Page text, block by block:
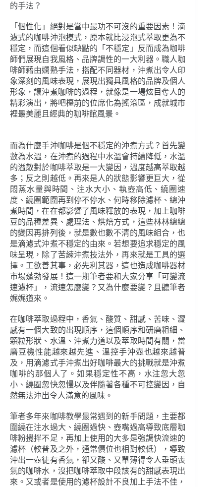
的手法？
「個性化」絕對是當中最功不可沒的重要因素！滴
濾式的咖啡沖泡模式，原本就比浸泡式萃取更為不
穩定，而這個看似缺點的「不穩定」反而成為咖啡
師們展現自我風格、品牌調性的一大利器。職人咖
啡師藉由嫻熟手法，搭配不同器材，沖煮出令人印
象深刻的風味表現，展現出獨具風格的品牌及個人
形象，讓沖煮咖啡的過程，就像是一場炫目奪人的
精彩演出，將吧檯前的位席化為搖滾區，成就城市
裡最美麗且經典的咖啡館風景。
而為什麼手沖咖啡是個不穩定的沖煮方式？首先變
數為水溫，在沖煮的過程中水溫會持續降低，水溫
的溢散對於咖啡萃取是一大變因，溫度越高萃取越
多；反之則越低。再來是人的狀態影響更巨大，從
悶蒸水量與時間、注水大小、執壺高低、繞圈速
度、繞圈範圍再到停不停水、何時移除濾杯、總沖
煮時間，在在都影響了風味釋放的表現，加上咖啡
豆的品種差異、處理法、烘焙方式，這些林林總總
的變因再排列後，就是數也數不清的風味組合，也
是滴濾式沖煮不穩定的由來。若想要追求穩定的風
味呈現，除了苦練沖煮技法外，再來就是工具的選
擇。工欲善其事，必先利其器，這也造成咖啡器材
市場蓬勃發展！這一期筆者要和大家分享「可變流
速濾杯」，流速怎麼變？又為什麼要變？且聽筆者
娓娓道來。
在咖啡萃取過程中，香氣、酸質、甜感、苦味、澀
感有一個大致的出現順序，這個順序和研磨粗細、
顆粒形狀、水溫、沖煮力道以及萃取時間有關，當
磨豆機性能越來越先進、溫控手沖壺也越來越普
及，用滴濾式手沖煮出好咖啡最大的挑戰就是沖煮
咖啡的那個人了。如果穩定性不高，水注忽大忽
小、繞圈忽快忽慢以及伴隨著各種不可控變因，自
然無法沖出令人滿意的風味。
筆者多年來咖啡教學最常遇到的新手問題，主要都
圍繞在注水過大、繞圈過快、壺嘴過高導致底層咖
啡粉攪拌不足，再加上使用的大多是強調快流速的
濾杯（較普及之外，通常價位也相對較低），導致
沖出一壺徒有香氣，卻又酸、又單薄得令人垂頭喪
氣的咖啡水，沒把咖啡萃取中段該有的甜感表現出
來。又或者是使用的濾杯設計不良加上手法不佳，